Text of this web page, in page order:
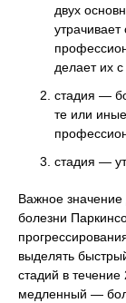
двух
делает их
стадия —
те или
стадия —
Важное значение
болезни
выделять
стадий в
медленный —